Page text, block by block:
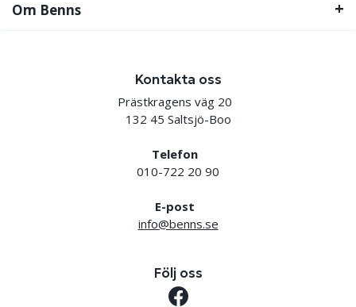
Om Benns
Kontakta oss
Prästkragens väg 20
132 45 Saltsjö-Boo
Telefon
010-722 20 90
E-post
info@benns.se
Följ oss